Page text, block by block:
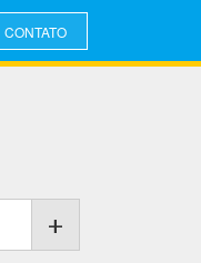
CONTATO
+